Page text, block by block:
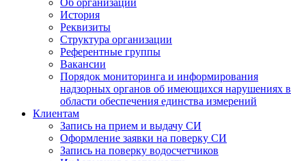
Об организации
История
Реквизиты
Структура организации
Референтные группы
Вакансии
Порядок мониторинга и информирования
надзорных органов об имеющихся нарушениях в
области обеспечения единства измерений
Клиентам
Запись на прием и выдачу СИ
Оформление заявки на поверку СИ
Запись на поверку водосчетчиков